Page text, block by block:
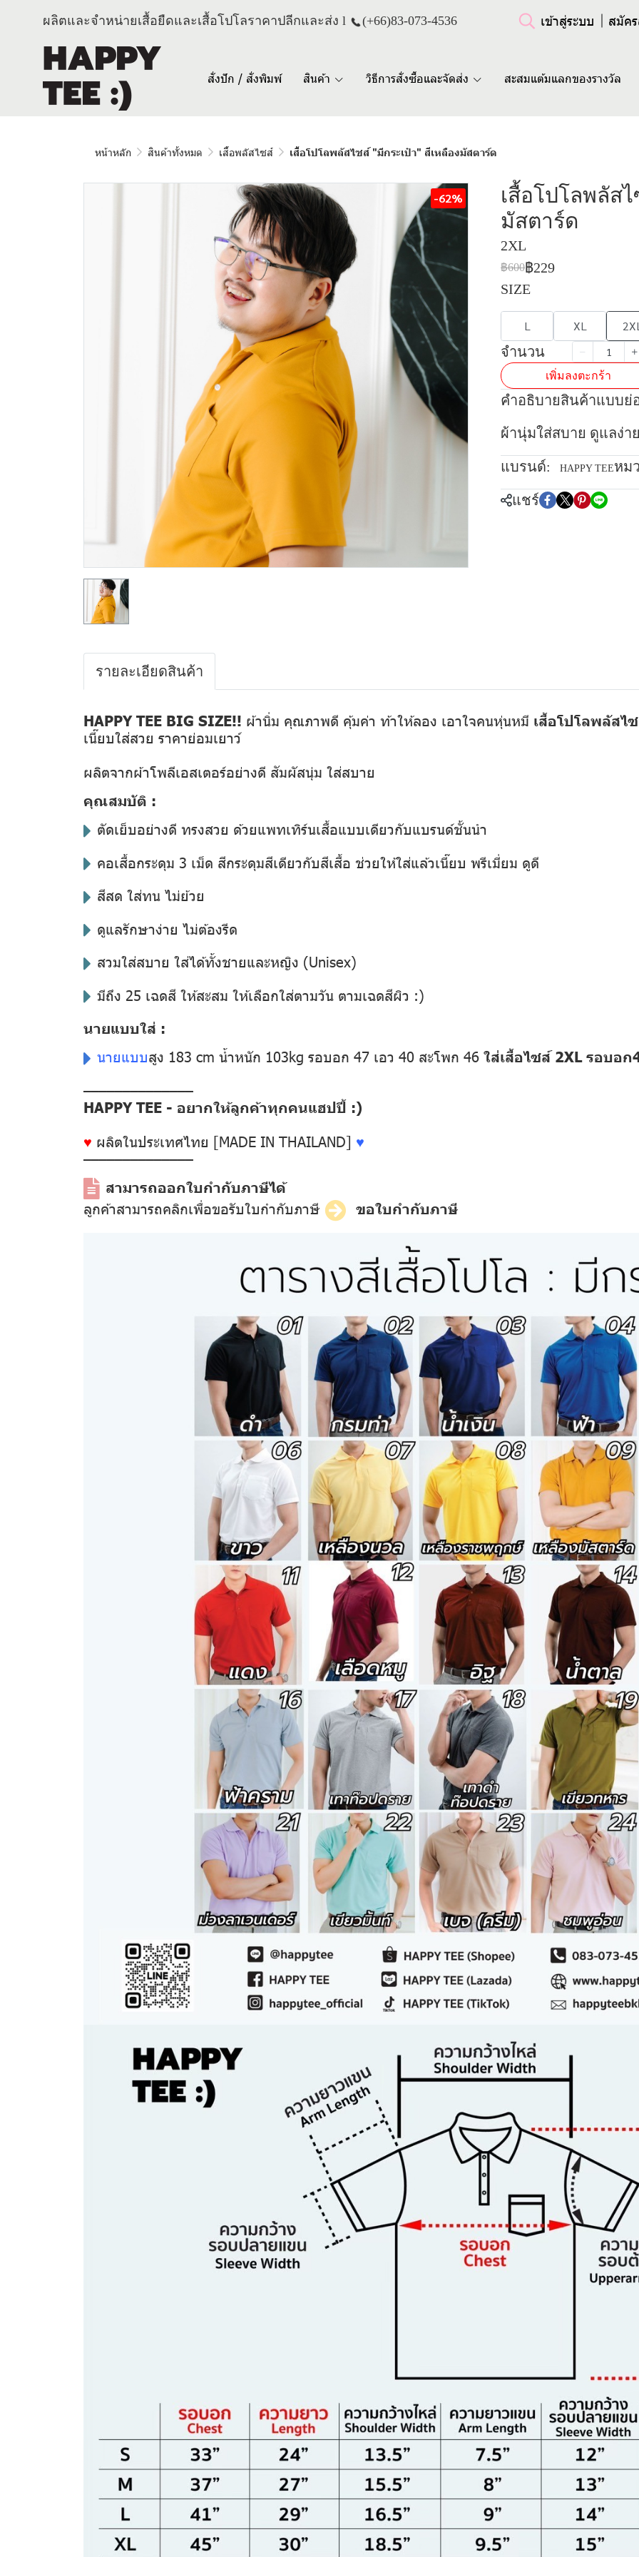
ผลิตและจำหน่ายเสื้อยืดและเสื้อโปโลราคาปลีกและส่ง l (+66)83-073-4536 เข้าสู่ระบบ สมัค
สั่งปัก / สั่งพิมพ์ สินค้า วิธีการสั่งซื้อและจัดส่ง สะสมแต้มแลกของรางวัล
หน้าหลัก สินค้าทั้งหมด เสื้อพลัสไซส์ เสื้อโปโลพลัสไซส์ "มีกระเป๋า" สีเหลืองมัสตาร์ด
-62%
เสื้อโปโลพลัส
มัสตาร์ด
2XL
฿600฿229
SIZE
L XL
จำนวน
เพิ่มลงตะกร้า
คำอธิบายสินค้าแบบย่
ผ้านุ่มใส่สบาย ดูแลง่า
แบรนด์: HAPPY TEEหม
แชร์
รายละเอียดสินค้า
HAPPY TEE BIG SIZE!! ผ้านิ่ม คุณภาพดี คุ้มค่า ท้าให้ลอง เอาใจคนหุ่นหมี เสื้อโปโลพลัสไ
เนี๊ยบใส่สวย ราคาย่อมเยาว์
ผลิตจากผ้าโพลีเอสเตอร์อย่างดี สัมผัสนุ่ม ใส่สบาย
คุณสมบัติ :
ตัดเย็บอย่างดี ทรงสวย ด้วยแพทเทิร์นเสื้อแบบเดียวกับแบรนด์ชั้นนำ
คอเสื้อกระดุม 3 เม็ด สีกระดุมสีเดียวกับสีเสื้อ ช่วยให้ใส่แล้วเนี๊ยบ พรีเมี่ยม ดูดี
สีสด ใส่ทน ไม่ย้วย
ดูแลรักษาง่าย ไม่ต้องรีด
สวมใส่สบาย ใส่ได้ทั้งชายและหญิง (Unisex)
มีถึง 25 เฉดสี ให้สะสม ให้เลือกใส่ตามวัน ตามเฉดสีผิว :)
นายแบบใส่ :
นายแบบสูง 183 cm น้ำหนัก 103kg รอบอก 47 เอว 40 สะโพก 46 ใส่เสื้อไซส์ 2XL รอบอ
––––––––––––––
HAPPY TEE - อยากให้ลูกค้าทุกคนแฮปปี้ :)
♥ ผลิตในประเทศไทย [MADE IN THAILAND] ♥
––––––––––––––
สามารถออกใบกำกับภาษีได้
ลูกค้าสามารถคลิกเพื่อขอรับใบกำกับภาษี
ขอใบกำกับภาษี